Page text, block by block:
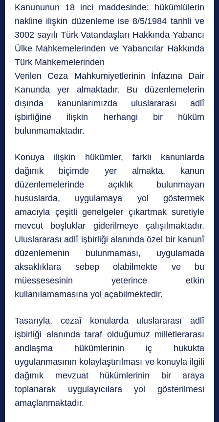
Kanununun 18 inci maddesinde; hükümlülerin
nakline ilişkin düzenleme ise 8/5/1984 tarihli ve
3002 sayılı Türk Vatandaşları Hakkında Yabancı
Ülke Mahkemelerinden ve Yabancılar Hakkında
Türk Mahkemelerinden
Verilen Ceza Mahkumiyetlerinin İnfazına Dair
Kanunda yer almaktadır. Bu düzenlemelerin
dışında kanunlarımızda uluslararası adlî
işbirliğine ilişkin herhangi bir hüküm
bulunmamaktadır.
Konuya ilişkin hükümler, farklı kanunlarda
dağınık biçimde yer almakta, kanun
düzenlemelerinde açıklık bulunmayan
hususlarda, uygulamaya yol göstermek
amacıyla çeşitli genelgeler çıkartmak suretiyle
mevcut boşluklar giderilmeye çalışılmaktadır.
Uluslararası adlî işbirliği alanında özel bir kanunî
düzenlemenin bulunmaması, uygulamada
aksaklıklara sebep olabilmekte ve bu
müessesesinin yeterince etkin
kullanılamamasına yol açabilmektedir.
Tasarıyla, cezaî konularda uluslararası adlî
işbirliği alanında taraf olduğumuz milletlerarası
andlaşma hükümlerinin iç hukukta
uygulanmasının kolaylaştırılması ve konuyla ilgili
dağınık mevzuat hükümlerinin bir araya
toplanarak uygulayıcılara yol gösterilmesi
amaçlanmaktadır.